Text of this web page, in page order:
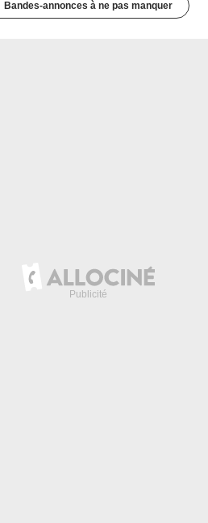
Bandes-annonces à ne pas manquer